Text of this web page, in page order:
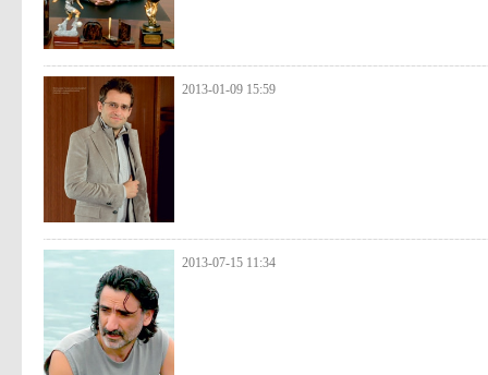
2013-01-09 15:59
2013-07-15 11:34